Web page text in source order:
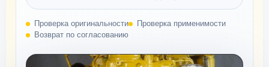
Проверка оригинальности
Проверка применимости
Возврат по согласованию